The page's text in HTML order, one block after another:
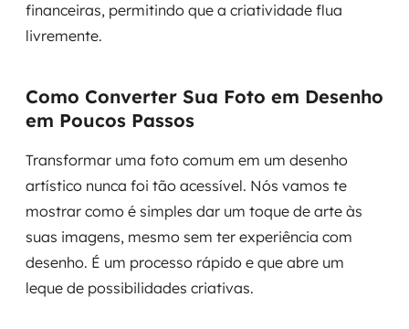
financeiras, permitindo que a criatividade flua
livremente.
Como Converter Sua Foto em Desenho
em Poucos Passos
Transformar uma foto comum em um desenho
artístico nunca foi tão acessível. Nós vamos te
mostrar como é simples dar um toque de arte às
suas imagens, mesmo sem ter experiência com
desenho. É um processo rápido e que abre um
leque de possibilidades criativas.